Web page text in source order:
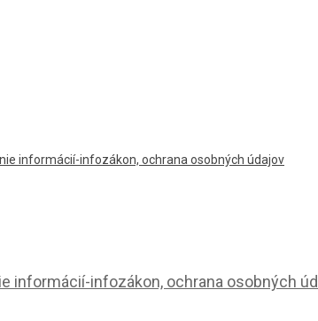
informácií-infozákon, ochrana osobných
informácií-infozákon, ochrana osobných údajov